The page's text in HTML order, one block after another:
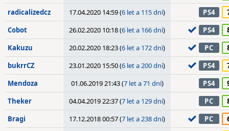
radicalizedcz 17.04.2020 14:59 (6 let a 115 dní) PS4
Cobot 26.02.2020 10:18 (6 let a 166 dní) PS4
Kakuzu 20.02.2020 18:23 (6 let a 172 dní) PC
bukrrCZ 23.01.2020 15:50 (6 let a 200 dní) PS4
Mendoza 01.06.2019 21:43 (7 let a 71 dní) PS4
Theker 04.04.2019 22:37 (7 let a 129 dní) PC
Bragi 17.12.2018 00:57 (7 let a 238 dní) PC